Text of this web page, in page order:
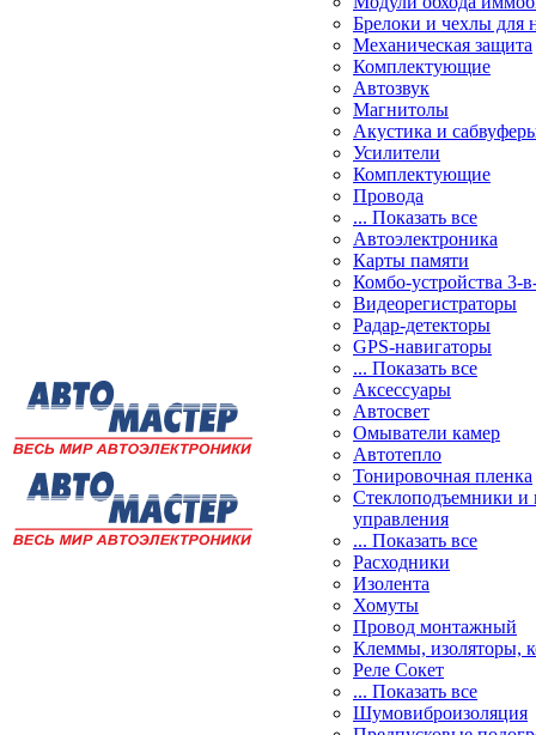
Брелоки и чехлы для
Механическая защита
Комплектующие
Автозвук
Магнитолы
Акустика и
Усилители
Комплектующие
Провода
... Показать все
Автоэлектроника
Карты памяти
Комбо-устройства 3-
Видеорегистраторы
Радар-детекторы
GPS-навигаторы
... Показать все
Аксессуары
Автосвет
Омыватели камер
Автотепло
Тонировочная пленка
Стеклоподъемники и
управления
... Показать все
Расходники
Изолента
Хомуты
Провод монтажный
Клеммы, изоляторы,
Реле Сокет
... Показать все
Шумовиброизоляция